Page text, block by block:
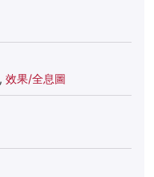
, 效果/全息圖